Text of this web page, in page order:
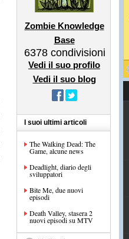
Zombie Knowledge
Base
6378 condivisioni
Vedi il suo profilo
Vedi il suo blog
I suoi ultimi articoli
The Walking Dead: The
Game, alcune news
Deadlight, diario degli
sviluppatori
Bite Me, due nuovi
episodi
Death Valley, stasera 2
nuovi episodi su MTV